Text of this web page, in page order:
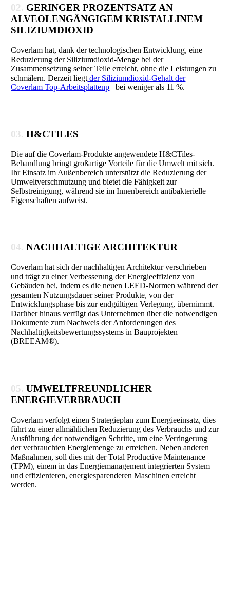
02. GERINGER PROZENTSATZ AN
ALVEOLENGÄNGIGEM KRISTALLINEM
SILIZIUMDIOXID
Coverlam hat, dank der technologischen Entwicklung, eine
Reduzierung der Siliziumdioxid-Menge bei der
Zusammensetzung seiner Teile erreicht, ohne die Leistungen zu
schmälern. Derzeit liegt der Siliziumdioxid-Gehalt der
Coverlam Top-Arbeitsplattenp bei weniger als 11 %.
03. H&CTILES
Die auf die Coverlam-Produkte angewendete H&CTiles-
Behandlung bringt großartige Vorteile für die Umwelt mit sich.
Ihr Einsatz im Außenbereich unterstützt die Reduzierung der
Umweltverschmutzung und bietet die Fähigkeit zur
Selbstreinigung, während sie im Innenbereich antibakterielle
Eigenschaften aufweist.
04. NACHHALTIGE ARCHITEKTUR
Coverlam hat sich der nachhaltigen Architektur verschrieben
und trägt zu einer Verbesserung der Energieeffizienz von
Gebäuden bei, indem es die neuen LEED-Normen während der
gesamten Nutzungsdauer seiner Produkte, von der
Entwicklungsphase bis zur endgültigen Verlegung, übernimmt.
Darüber hinaus verfügt das Unternehmen über die notwendigen
Dokumente zum Nachweis der Anforderungen des
Nachhaltigkeitsbewertungssystems in Bauprojekten
(BREEAM®).
05. UMWELTFREUNDLICHER
ENERGIEVERBRAUCH
Coverlam verfolgt einen Strategieplan zum Energieeinsatz, dies
führt zu einer allmählichen Reduzierung des Verbrauchs und zur
Ausführung der notwendigen Schritte, um eine Verringerung
der verbrauchten Energiemenge zu erreichen. Neben anderen
Maßnahmen, soll dies mit der Total Productive Maintenance
(TPM), einem in das Energiemanagement integrierten System
und effizienteren, energiesparenderen Maschinen erreicht
werden.